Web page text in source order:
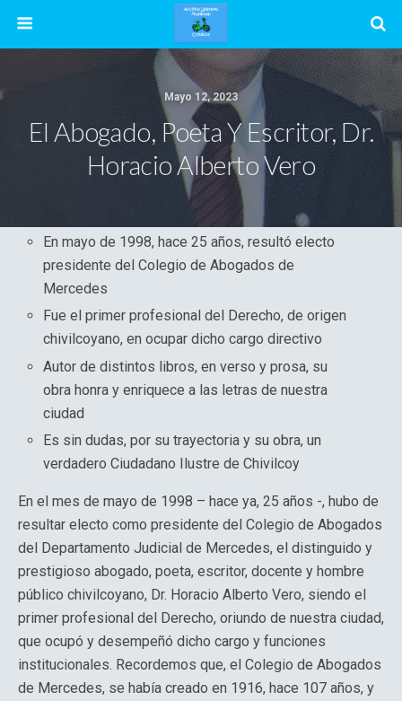
Mayo 12, 2023
El Abogado, Poeta Y Escritor, Dr.
Horacio Alberto Vero
En mayo de 1998, hace 25 años, resultó electo
presidente del Colegio de Abogados de
Mercedes
Fue el primer profesional del Derecho, de origen
chivilcoyano, en ocupar dicho cargo directivo
Autor de distintos libros, en verso y prosa, su
obra honra y enriquece a las letras de nuestra
ciudad
Es sin dudas, por su trayectoria y su obra, un
verdadero Ciudadano Ilustre de Chivilcoy
En el mes de mayo de 1998 – hace ya, 25 años -, hubo de
resultar electo como presidente del Colegio de Abogados
del Departamento Judicial de Mercedes, el distinguido y
prestigioso abogado, poeta, escritor, docente y hombre
público chivilcoyano, Dr. Horacio Alberto Vero, siendo el
primer profesional del Derecho, oriundo de nuestra ciudad,
que ocupó y desempeñó dicho cargo y funciones
institucionales. Recordemos que, el Colegio de Abogados
de Mercedes, se había creado en 1916, hace 107 años, y